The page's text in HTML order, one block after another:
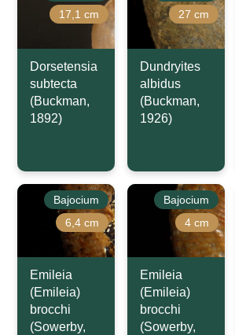
17,1 cm
Dorsetensia
subtecta
(Buckman,
1892)
27 cm
Dundryites
albidus
(Buckman,
1926)
Bajocium
6,4 cm
Emileia
(Emileia)
brocchi
(Sowerby,
Bajocium
4 cm
Emileia
(Emileia)
brocchi
(Sowerby,